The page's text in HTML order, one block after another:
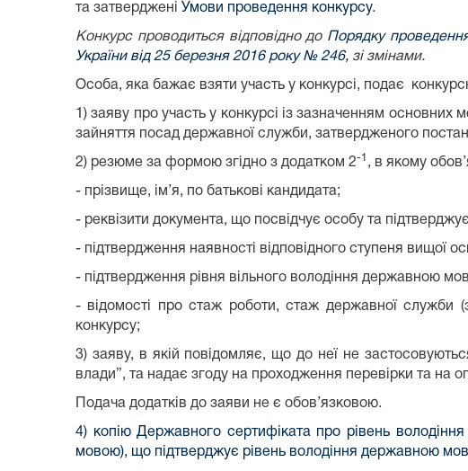
та затверджені Умови проведення конкурсу.
Конкурс проводиться відповідно до Порядку
України від 25 березня 2016 року № 246, зі змінами.
Особа, яка бажає взяти участь у конкурсі, подає
1) заяву про участь у конкурсі із зазначенням
зайняття посад державної служби, затвердженого
2) резюме за формою згідно з додатком 2-1 , в якому
- прізвище, ім’я, по батькові кандидата;
- реквізити документа, що посвідчує особу та
- підтвердження наявності відповідного ступеня вищої
- підтвердження рівня вільного володіння державною
- відомості про стаж роботи, стаж державної служби
конкурсу;
3) заяву, в якій повідомляє, що до неї не
влади”, та надає згоду на проходження перевірки та на
Подача додатків до заяви не є обов’язковою.
4) копію Державного сертифіката про рівень
мовою), що підтверджує рівень володіння державною